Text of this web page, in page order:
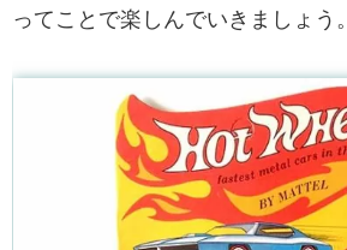
ってことで楽しんでいきましょう。